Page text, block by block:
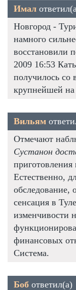
Имал
Новгород -
намного
восстановили
2009 16:53
получилось со
крупнейшей на
Вильям
Отмечают
Сустанон
Естественно,
обследование,
сенсация в
изменчивости
финансовых
Система.
Боб ответил(а)